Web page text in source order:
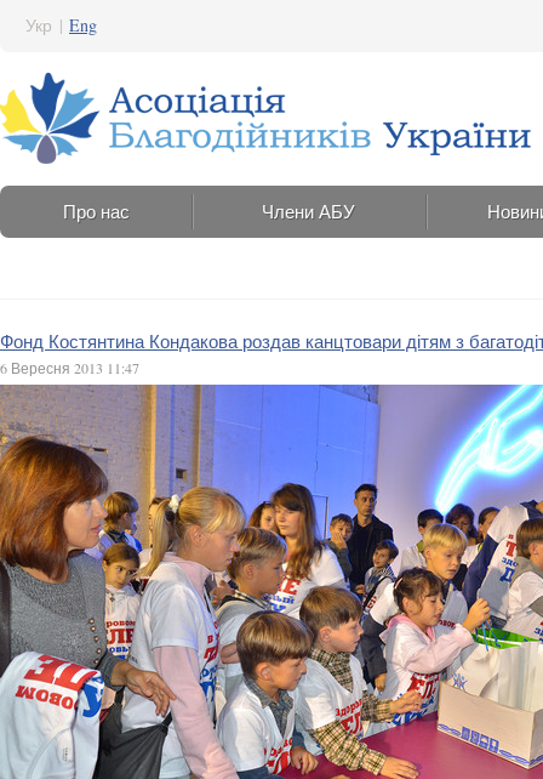
Укр | Eng
Про нас Члени АБУ
Фонд Костянтина Кондакова роздав канцтовари дітям з
6 Вересня 2013 11:47